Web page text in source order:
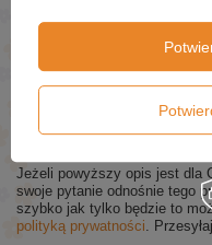
przed rozpoczęciem
suchym i zacienionym, w
zasięgiem dzieci.
ZAPYTAJ O
Jeżeli powyższy opis jest dla
swoje pytanie odnośnie tego
szybko jak tylko będzie to
polityką prywatności .